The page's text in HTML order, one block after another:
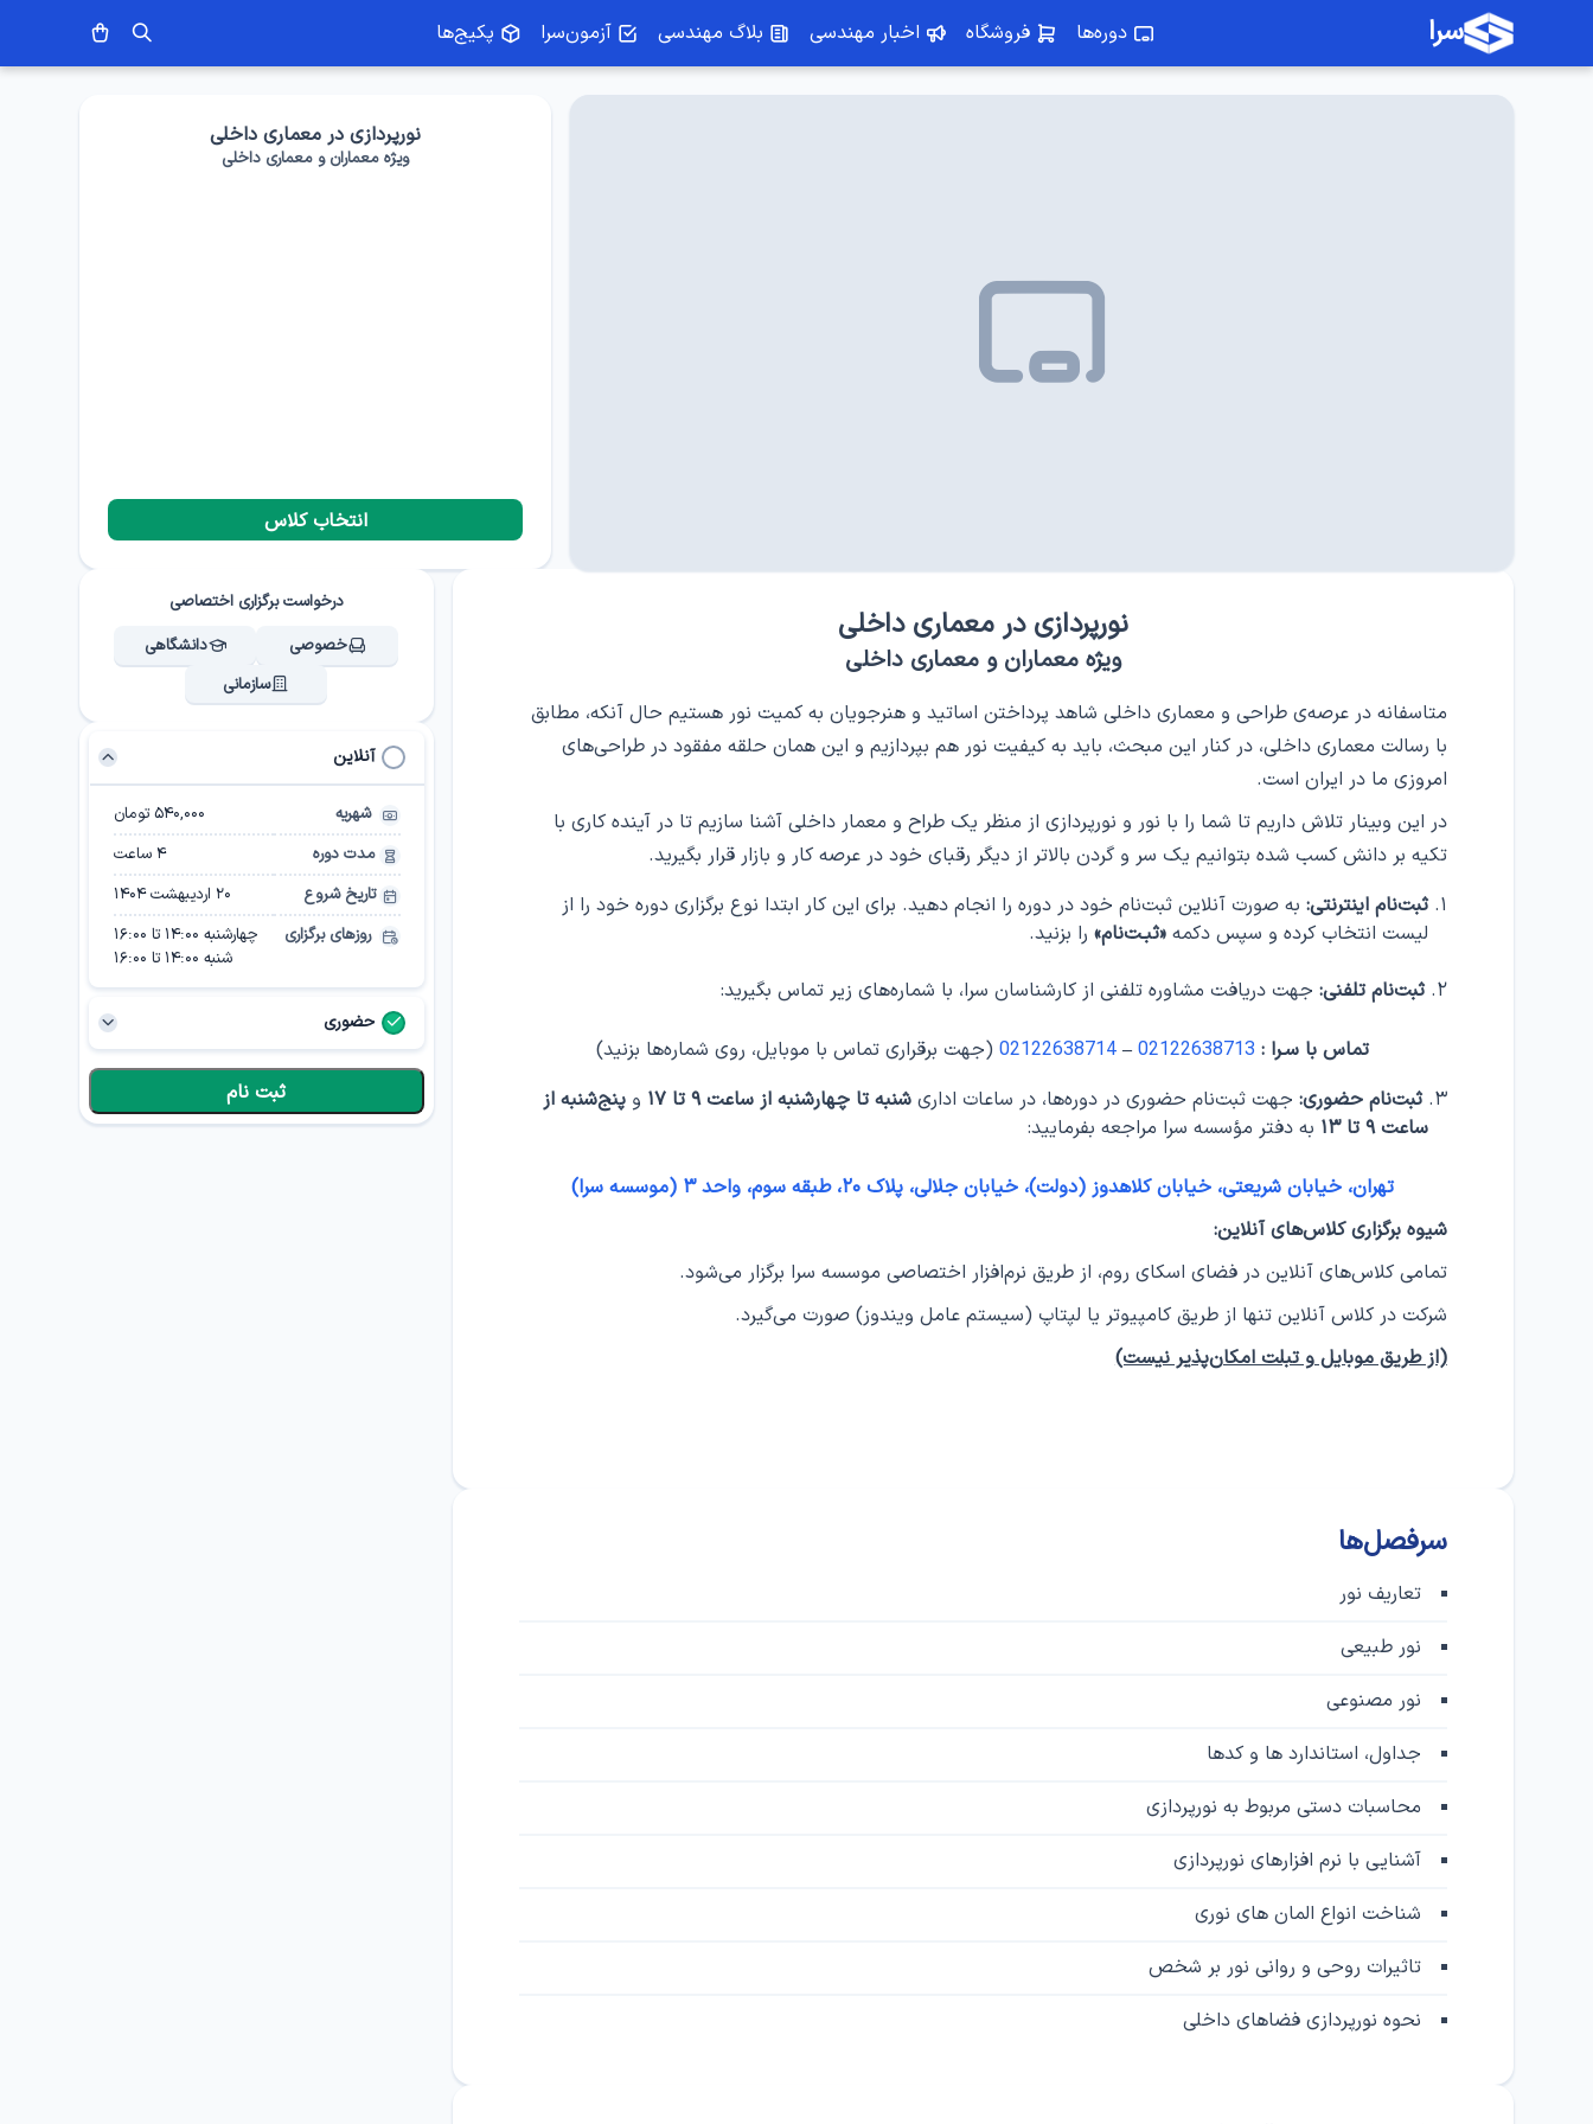
سرا دوره‌ها فروشگاه اخبار مهندسی بلاگ مهندسی آزمون‌سرا پکیج‌ها
نورپردازی در معماری داخلی
ویژه معماران و معماری داخلی
انتخاب کلاس
نورپردازی در معماری داخلی
ویژه معماران و معماری داخلی
متاسفانه در عرصه‌ی طراحی و معماری داخلی شاهد پرداختن اساتید و هنرجویان به کمیت نور هستیم حال آنکه، مطابق
با رسالت معماری داخلی، در کنار این مبحث، باید به کیفیت نور هم بپردازیم و این همان حلقه مفقود در طراحی‌های
امروزی ما در ایران است.
در این وبینار تلاش داریم تا شما را با نور و نورپردازی از منظر یک طراح و معمار داخلی آشنا سازیم تا در آینده کاری با
تکیه بر دانش کسب شده بتوانیم یک سر و گردن بالاتر از دیگر رقبای خود در عرصه کار و بازار قرار بگیرید.
ثبت‌نام اینترنتی: به صورت آنلاین ثبت‌نام خود در دوره را انجام دهید. برای این کار ابتدا نوع برگزاری دوره خود را از
لیست انتخاب کرده و سپس دکمه«ثبـت‌نام» را بزنید.
ثبت‌نام تلفنی: جهت دریافت مشاوره تلفنی از کارشناسان سرا، با شماره‌های زیر تماس بگیرید:
تماس با سـرا : 02122638713
–
02122638714(جهت برقراری تماس با موبایل، روی شماره‌ها بزنید)
ثبت‌نام حضوری: جهت ثبت‌نام حضوری در دوره‌ها، در ساعات اداریشنبه تا چهارشنبه از ساعت ۹ تا ۱۷ وپنج‌شنبه از
ساعت ۹ تا ۱۳
به دفتر مؤسسه سرا مراجعه بفرمایید:
تهران، خیابان شریعتی، خیابان کلاهدوز (دولت)، خیابان جلالی، پلاک ۲۰، طبقه سوم، واحد ۳ (موسسه سرا)
شیوه برگزاری کلاس‌های آنلاین:
تمامی کلاس‌های آنلاین در فضای اسکای روم، از طریق نرم‌افزار اختصاصی موسسه سرا برگزار می‌شود.
شرکت در کلاس‌ آنلاین تنها از طریق کامپیوتر یا لپتاپ (سیستم عامل ویندوز) صورت می‌گیرد.
(از طریق موبایل و تبلت امکان‌پذیر نیست)
سرفصل‌ها
تعاریف نور
نور طبیعی
نور مصنوعی
جداول، استاندارد ها و کدها
محاسبات دستی مربوط به نورپردازی
آشنایی با نرم افزارهای نورپردازی
شناخت انواع المان های نوری
تاثیرات روحی و روانی نور بر شخص
نحوه نورپردازی فضاهای داخلی
درخواست برگزاری اختصاصی
خصوصی
دانشگاهی
سازمانی
آنلاین
شهریه
۵۴۰,۰۰۰ تومان
مدت دوره
4 ساعت
تاریخ شروع
۲۰ اردیبهشت ۱۴۰۴
روزهای برگزاری
چهارشنبه 14:00 تا 16:00
شنبه 14:00 تا 16:00
حضوری
مدت دوره
8ساعت
ثبت نام